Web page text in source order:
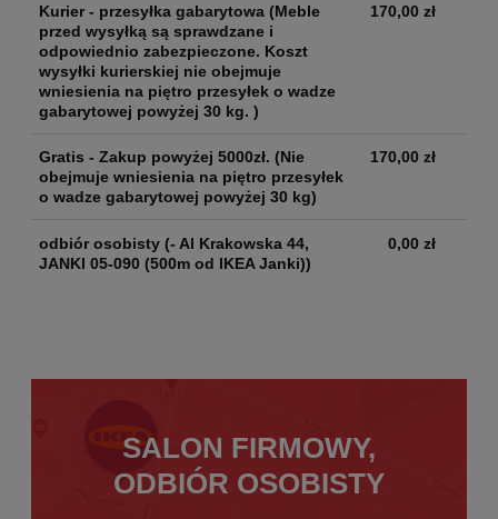
Kurier - przesyłka gabarytowa (Meble
przed wysyłką są sprawdzane i
odpowiednio zabezpieczone. Koszt
wysyłki kurierskiej nie obejmuje
wniesienia na piętro przesyłek o wadze
gabarytowej powyżej 30 kg. )
170,00 zł
Gratis - Zakup powyżej 5000zł. (Nie
obejmuje wniesienia na piętro przesyłek
o wadze gabarytowej powyżej 30 kg)
170,00 zł
odbiór osobisty (- Al Krakowska 44,
JANKI 05-090 (500m od IKEA Janki))
0,00 zł
SALON FIRMOWY,
ODBIÓR OSOBISTY